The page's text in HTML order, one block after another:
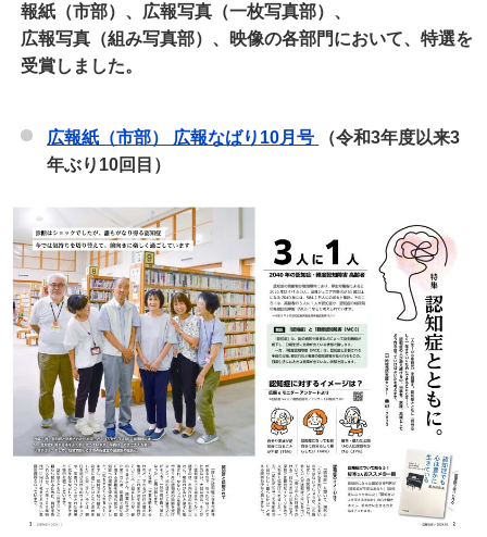
報紙（市部）、広報写真（一枚写真部）、
広報写真（組み写真部）、映像の各部門において、特選を
受賞しました。
広報紙（市部） 広報なばり10月号
（令和3年度以来3
年ぶり10回目）